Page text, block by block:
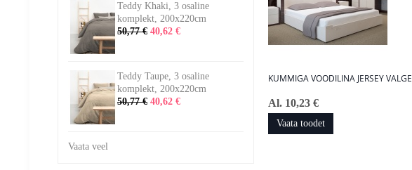
KUMMIGA VOODILINA JERSEY VALGE
Al. 10,23 €
Vaata toodet
Teddy Khaki, 3 osaline
komplekt, 200x220cm
50,77 € 40,62 €
Teddy Taupe, 3 osaline
komplekt, 200x220cm
50,77 € 40,62 €
Vaata veel